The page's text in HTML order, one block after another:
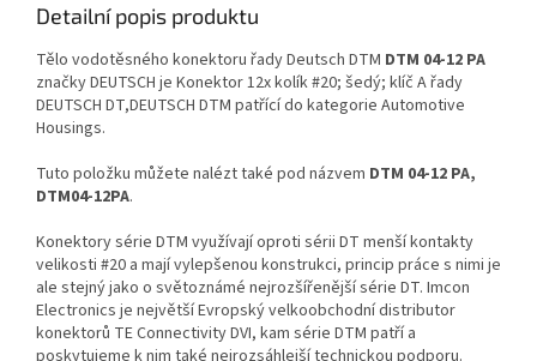
Detailní popis produktu
Tělo vodotěsného konektoru řady Deutsch DTM DTM 04-12 PA
značky DEUTSCH je Konektor 12x kolík #20; šedý; klíč A řady
DEUTSCH DT,DEUTSCH DTM patřící do kategorie Automotive
Housings.
Tuto položku můžete nalézt také pod názvem DTM 04-12 PA,
DTM04-12PA.
Konektory série DTM využívají oproti sérii DT menší kontakty
velikosti #20 a mají vylepšenou konstrukci, princip práce s nimi je
ale stejný jako o světoznámé nejrozšířenější série DT. Imcon
Electronics je největší Evropský velkoobchodní distributor
konektorů TE Connectivity DVI, kam série DTM patří a
poskytujeme k nim také nejrozsáhlejší technickou podporu.